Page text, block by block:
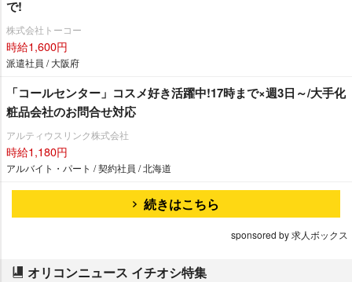
で!
株式会社トーコー
時給1,600円
派遣社員 / 大阪府
「コールセンター」コスメ好き活躍中!17時まで×週3日～/大手化
粧品会社のお問合せ対応
アルティウスリンク株式会社
時給1,180円
アルバイト・パート / 契約社員 / 北海道
続きはこちら
sponsored by 求人ボックス
オリコンニュース イチオシ特集